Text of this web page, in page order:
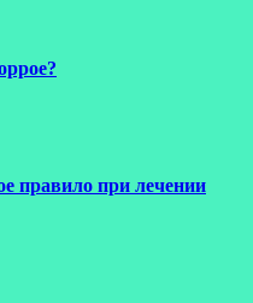
правило при лечении